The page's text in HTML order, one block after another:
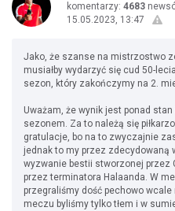
komentarzy: 4683
15.05.2023, 13:47
Jako, że szanse na mistrzostwo
musiałby wydarzyć się cud 50-
sezon, który zakończymy na 2.
Uważam, że wynik jest ponad
sezonem. Za to należą się
gratulacje, bo na to zwyczajnie
jednak to my przez
wyzwanie bestii stworzonej przez
przez terminatora Halaanda. W
przegraliśmy dość pechowo
meczu byliśmy tylko tłem i w